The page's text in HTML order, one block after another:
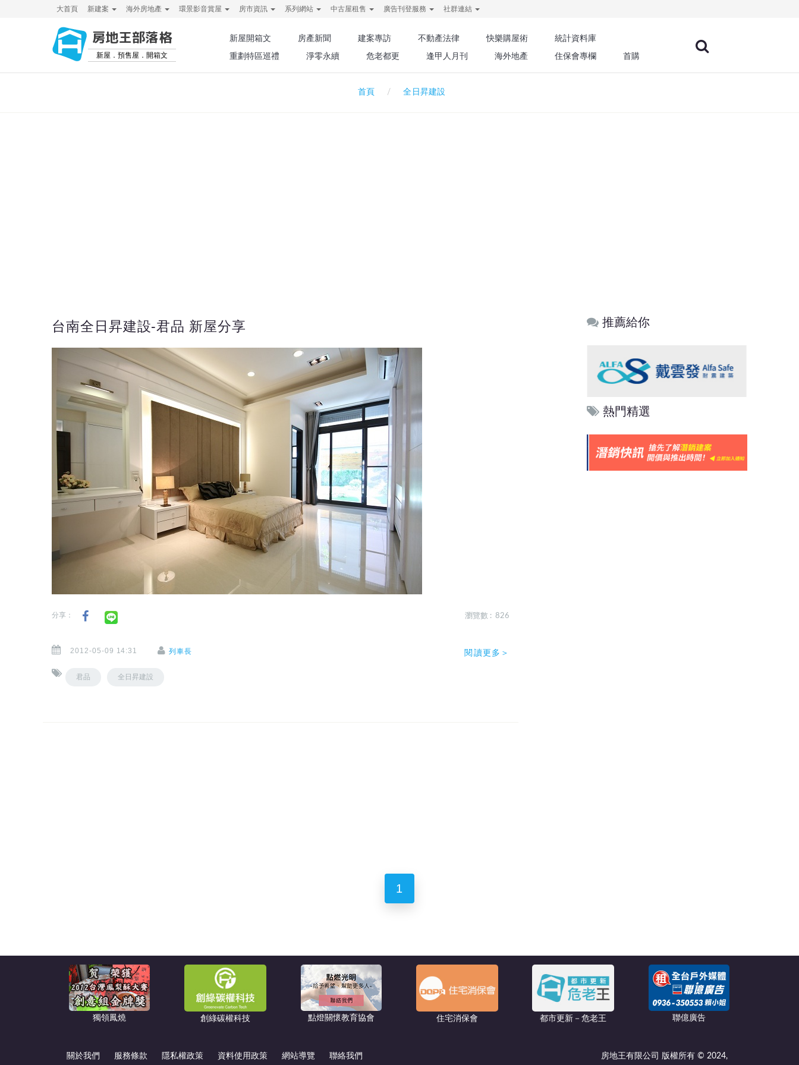
大首頁 新建案 海外房地產 環景影音賞屋 房市資訊 系列網站 中古屋租售 廣告刊登服務 社群連結
房地王部落格
新屋．預售屋．開箱文
新屋開箱文 房產新聞 建案專訪 不動產法律 快樂購屋術
統計資料庫
重劃特區巡禮
淨零永續 危老都更 逢甲人月刊 海外地產 住保會專欄 首購
首頁 全日昇建設
台南全日昇建設-君品 新屋分享
分享： 瀏覽數 : 826
2012-05-09 14:31 列車長
君品 全日昇建設
閱讀更多＞
推薦給你
熱門精選
1
獨領鳳燒 創綠碳權科技 點燈關懷教育協會 住宅消保會 都市更新－危老王 聯億廣告
關於我們 服務條款 隱私權政策 資料使用政策 網站導覽 聯絡我們 房地王有限公司 版權所有 © 2024,